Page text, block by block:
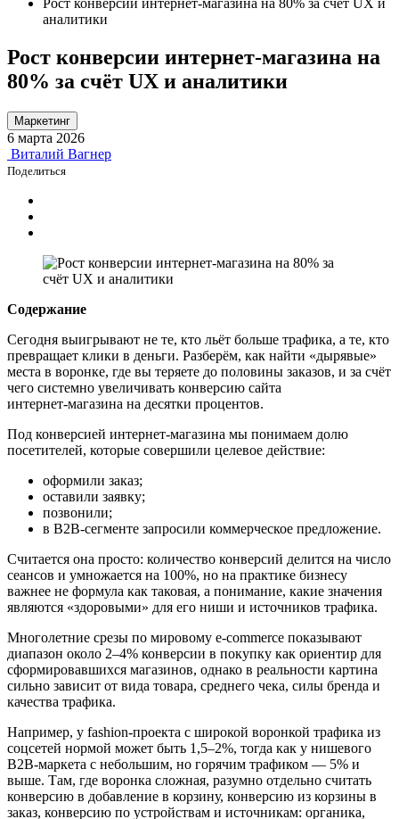
Рост конверсии интернет‑магазина на 80% за счёт UX и
аналитики
Рост конверсии интернет‑магазина на
80% за счёт UX и аналитики
Маркетинг
6 марта 2026
Виталий Вагнер
Поделиться
Содержание
Сегодня выигрывают не те, кто льёт больше трафика, а те, кто
превращает клики в деньги. Разберём, как найти «дырявые»
места в воронке, где вы теряете до половины заказов, и за счёт
чего системно увеличивать конверсию сайта
интернет‑магазина на десятки процентов.
Под конверсией интернет‑магазина мы понимаем долю
посетителей, которые совершили целевое действие:
оформили заказ;
оставили заявку;
позвонили;
в B2B‑сегменте запросили коммерческое предложение.
Считается она просто: количество конверсий делится на число
сеансов и умножается на 100%, но на практике бизнесу
важнее не формула как таковая, а понимание, какие значения
являются «здоровыми» для его ниши и источников трафика.
Многолетние срезы по мировому e‑commerce показывают
диапазон около 2–4% конверсии в покупку как ориентир для
сформировавшихся магазинов, однако в реальности картина
сильно зависит от вида товара, среднего чека, силы бренда и
качества трафика.
Например, у fashion‑проекта с широкой воронкой трафика из
соцсетей нормой может быть 1,5–2%, тогда как у нишевого
B2B‑маркета с небольшим, но горячим трафиком — 5% и
выше. Там, где воронка сложная, разумно отдельно считать
конверсию в добавление в корзину, конверсию из корзины в
заказ, конверсию по устройствам и источникам: органика,